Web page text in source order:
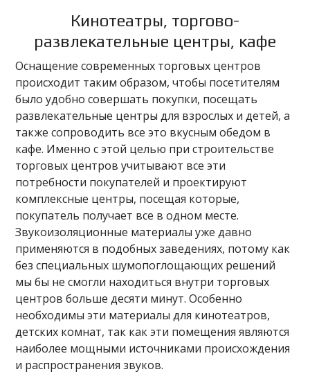
Кинотеатры, торгово-
развлекательные центры, кафе
Оснащение современных торговых центров
происходит таким образом, чтобы посетителям
было удобно совершать покупки, посещать
развлекательные центры для взрослых и детей, а
также сопроводить все это вкусным обедом в
кафе. Именно с этой целью при строительстве
торговых центров учитывают все эти
потребности покупателей и проектируют
комплексные центры, посещая которые,
покупатель получает все в одном месте.
Звукоизоляционные материалы уже давно
применяются в подобных заведениях, потому как
без специальных шумопоглощающих решений
мы бы не смогли находиться внутри торговых
центров больше десяти минут. Особенно
необходимы эти материалы для кинотеатров,
детских комнат, так как эти помещения являются
наиболее мощными источниками происхождения
и распространения звуков.